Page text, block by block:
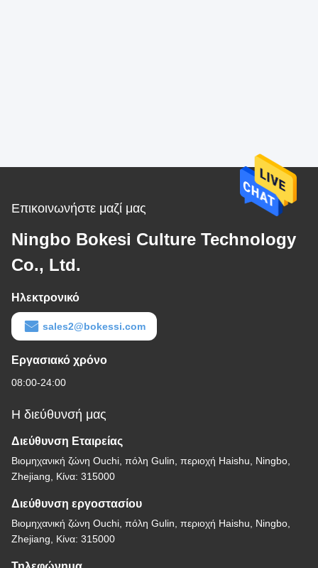
Επικοινωνήστε μαζί μας
Ningbo Bokesi Culture Technology
Co., Ltd.
Ηλεκτρονικό
sales2@bokessi.com
Εργασιακό χρόνο
08:00-24:00
Η διεύθυνσή μας
Διεύθυνση Εταιρείας
Βιομηχανική ζώνη Ouchi, πόλη Gulin, περιοχή Haishu, Ningbo,
Zhejiang, Κίνα: 315000
Διεύθυνση εργοστασίου
Βιομηχανική ζώνη Ouchi, πόλη Gulin, περιοχή Haishu, Ningbo,
Zhejiang, Κίνα: 315000